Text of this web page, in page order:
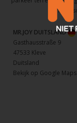
het
MR.JOY DUITSLAND
Gasthausstraße 9
47533 Kleve
Duitsland
Bekijk op Google Maps